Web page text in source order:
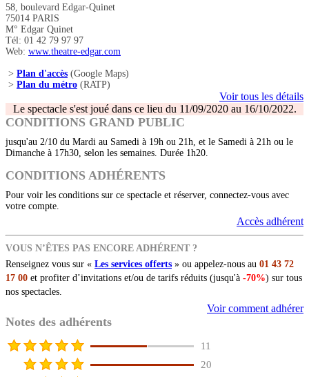
58, boulevard Edgar-Quinet
75014 PARIS
M° Edgar Quinet
Tél: 01 42 79 97 97
Web: www.theatre-edgar.com
> Plan d'accès (Google Maps)
> Plan du métro (RATP)
Voir tous les détails
Le spectacle s'est joué dans ce lieu du 11/09/2020 au 16/10/2022.
CONDITIONS GRAND PUBLIC
jusqu'au 2/10 du Mardi au Samedi à 19h ou 21h, et le Samedi à 21h ou le
Dimanche à 17h30, selon les semaines. Durée 1h20.
CONDITIONS ADHÉRENTS
Pour voir les conditions sur ce spectacle et réserver, connectez-vous avec
votre compte.
Accès adhérent
VOUS N’ÊTES PAS ENCORE ADHÉRENT ?
Renseignez vous sur « Les services offerts » ou appelez-nous au 01 43 72
17 00 et profiter d’invitations et/ou de tarifs réduits (jusqu'à -70%) sur tous
nos spectacles.
Voir comment adhérer
Notes des adhérents
11
20